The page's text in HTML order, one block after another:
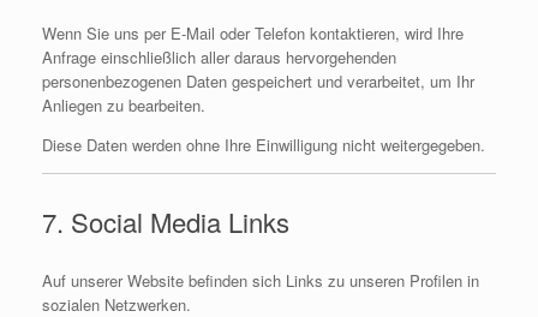
Wenn Sie uns per E-Mail oder Telefon kontaktieren, wird Ihre
Anfrage einschließlich aller daraus hervorgehenden
personenbezogenen Daten gespeichert und verarbeitet, um Ihr
Anliegen zu bearbeiten.
Diese Daten werden ohne Ihre Einwilligung nicht weitergegeben.
7. Social Media Links
Auf unserer Website befinden sich Links zu unseren Profilen in
sozialen Netzwerken.